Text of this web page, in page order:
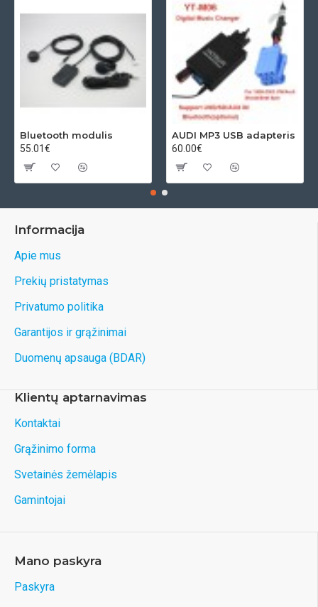
Bluetooth modulis
55.01€
AUDI MP3 USB adapteris
60.00€
Informacija
Apie mus
Prekių pristatymas
Privatumo politika
Garantijos ir grąžinimai
Duomenų apsauga (BDAR)
Klientų aptarnavimas
Kontaktai
Grąžinimo forma
Svetainės žemėlapis
Gamintojai
Mano paskyra
Paskyra